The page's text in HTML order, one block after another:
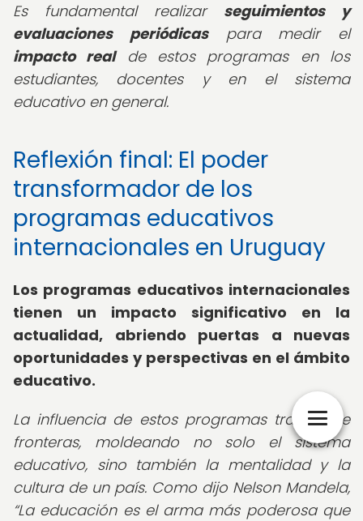
Es fundamental realizar seguimientos y
evaluaciones periódicaspara medir el
impacto realde estos programas en los
estudiantes, docentes y en el sistema
educativo en general.
Reflexión final: El poder
transformador de los
programas educativos
internacionales en Uruguay
Los programas educativos internacionales
tienen un impacto significativo en la
actualidad, abriendo puertas a nuevas
oportunidades y perspectivas en el ámbito
educativo.
La influencia de estos programas trasciende
fronteras, moldeando no solo el sistema
educativo, sino también la mentalidad y la
cultura de un país. Como dijo Nelson Mandela,
La educación es el arma más poderosa que